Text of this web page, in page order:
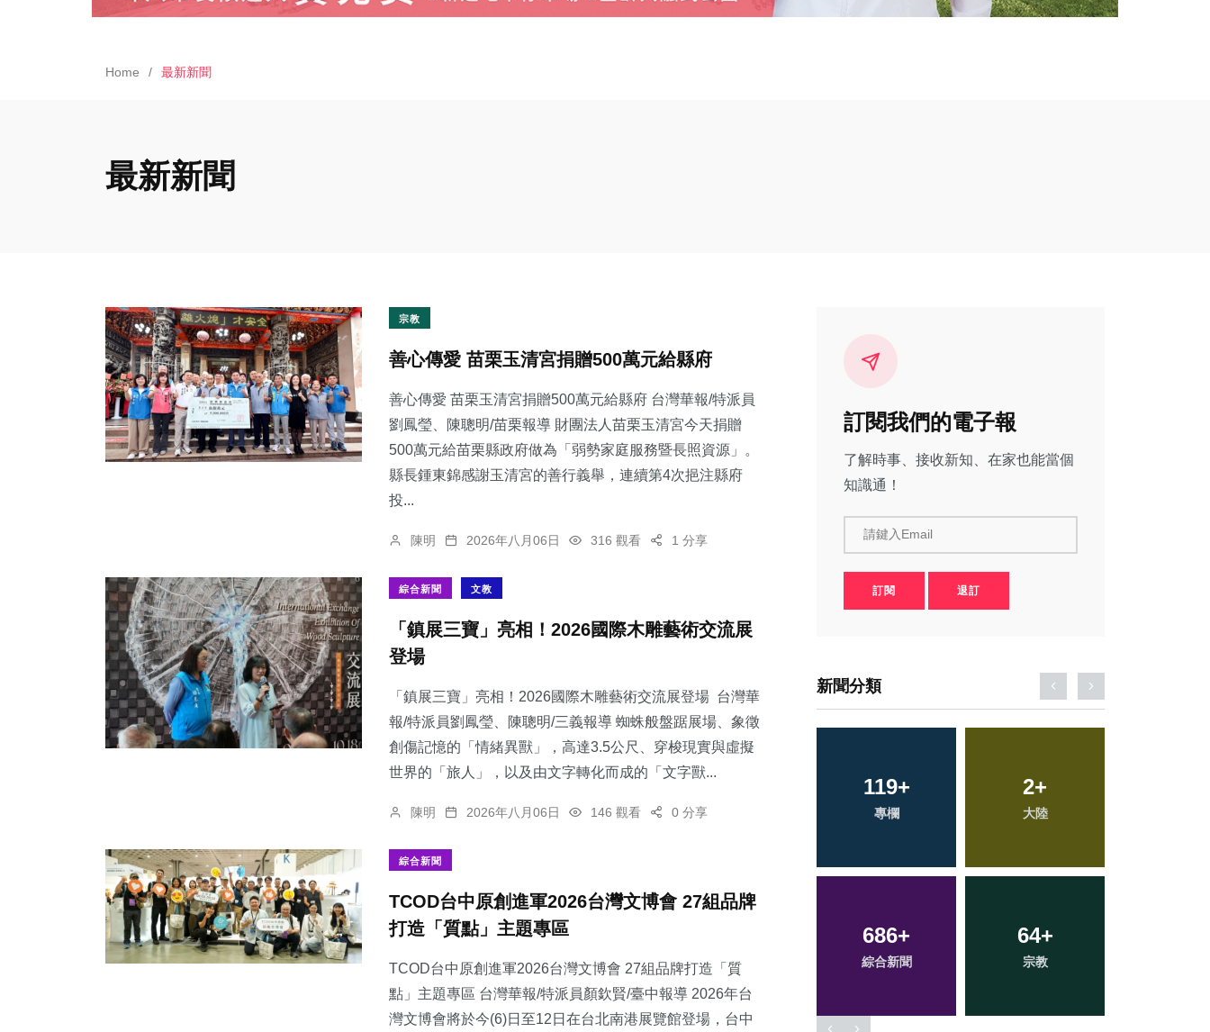
Home 最新新聞
最新新聞
宗教
善心傳愛 苗栗玉清宮捐贈500萬元給縣府
善心傳愛 苗栗玉清宮捐贈500萬元給縣府 台灣華報/特派員
劉鳳瑩、陳聰明/苗栗報導 財團法人苗栗玉清宮今天捐贈
500萬元給苗栗縣政府做為「弱勢家庭服務暨長照資源」。
縣長鍾東錦感謝玉清宮的善行義舉，連續第4次挹注縣府
投...
陳明 2026年八月06日 316 觀看 1 分享
綜合新聞 文教
「鎮展三寶」亮相！2026國際木雕藝術交流展
登場
「鎮展三寶」亮相！2026國際木雕藝術交流展登場 台灣華
報/特派員劉鳳瑩、陳聰明/三義報導 蜘蛛般盤踞展場、象徵
創傷記憶的「情緒異獸」，高達3.5公尺、穿梭現實與虛擬
世界的「旅人」，以及由文字轉化而成的「文字獸...
陳明 2026年八月06日 146 觀看 0 分享
綜合新聞
TCOD台中原創進軍2026台灣文博會 27組品牌
打造「質點」主題專區
TCOD台中原創進軍2026台灣文博會 27組品牌打造「質
點」主題專區 台灣華報/特派員顏欽賢/臺中報導 2026年台
灣文博會將於今(6)日至12日在台北南港展覽館登場，台中
訂閱我們的電子報
了解時事、接收新知、在家也能當個
知識通！
請鍵入Email
訂閱 退訂
新聞分類
157+
旅遊
35 +
科技新知
71+
農業
119 +
專欄
綜合新聞 宗教
51+
頭條
237
文教
383+
社會
163+
旅遊